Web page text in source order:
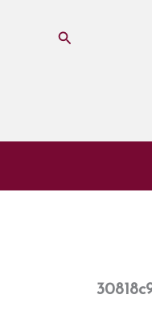
Rechercher